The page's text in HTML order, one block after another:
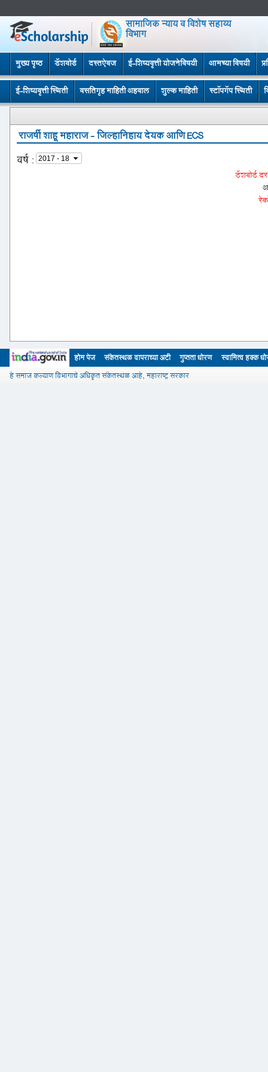
सामाजिक न्याय व विशेष सहाय्य
विभाग
मुख्य पृष्ठ डॅशबोर्ड दस्तऐवज ई-शिष्यवृत्ती योजनेविषयी आमच्या विषयी
ई-शिष्यवृत्ती स्थिती वसतिगृह माहिती अहवाल शुल्क माहिती स्टॉपगॅप स्थिती
राजर्षी शाहू महाराज - जिल्हानिहाय देयक आणि ECS
वर्ष :
डॅशबोर्ड
होम पेज संकेतस्थळ वापराच्या अटी गुप्तता धोरण
स्वामित्व हक्क
हे समाज कल्याण विभागाचे अधिकृत संकेतस्थळ आहे, महाराष्ट्र सरकार